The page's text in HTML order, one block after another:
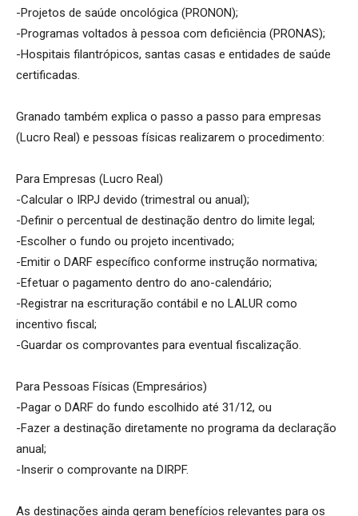
-Projetos de saúde oncológica (PRONON);
-Programas voltados à pessoa com deficiência (PRONAS);
-Hospitais filantrópicos, santas casas e entidades de saúde
certificadas.
Granado também explica o passo a passo para empresas
(Lucro Real) e pessoas físicas realizarem o procedimento:
Para Empresas (Lucro Real)
-Calcular o IRPJ devido (trimestral ou anual);
-Definir o percentual de destinação dentro do limite legal;
-Escolher o fundo ou projeto incentivado;
-Emitir o DARF específico conforme instrução normativa;
-Efetuar o pagamento dentro do ano-calendário;
-Registrar na escrituração contábil e no LALUR como
incentivo fiscal;
-Guardar os comprovantes para eventual fiscalização.
Para Pessoas Físicas (Empresários)
-Pagar o DARF do fundo escolhido até 31/12, ou
-Fazer a destinação diretamente no programa da declaração
anual;
-Inserir o comprovante na DIRPF.
As destinações ainda geram benefícios relevantes para os